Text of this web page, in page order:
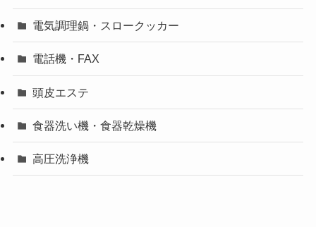
電気調理鍋・スロークッカー
電話機・FAX
頭皮エステ
食器洗い機・食器乾燥機
高圧洗浄機